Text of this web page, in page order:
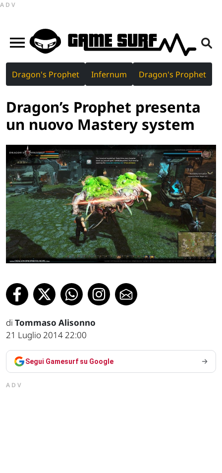
ADV
Dragon's Prophet Infernum Dragon's Prophet
Dragon’s Prophet presenta
un nuovo Mastery system
di Tommaso Alisonno
21 Luglio 2014 22:00
Segui Gamesurf su Google
ADV